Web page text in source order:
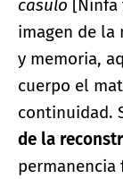
casulo
imagen de la
y memoria,
cuerpo el
continuidad.
de la